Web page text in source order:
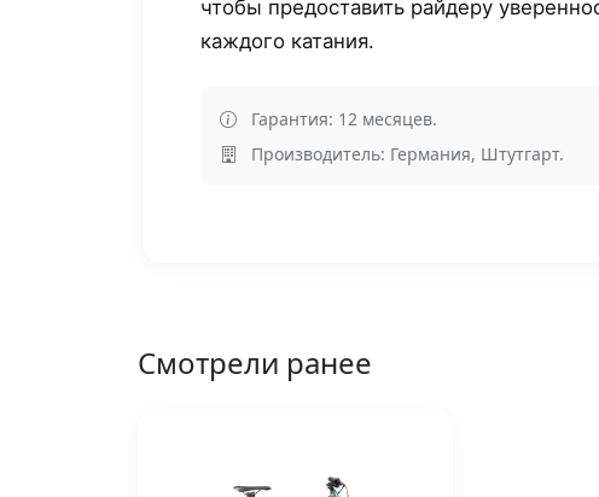
чтобы предоставить райдеру
каждого катания.
Гарантия: 12 месяцев.
Производитель: Германия, Штутгарт.
Смотрели ранее